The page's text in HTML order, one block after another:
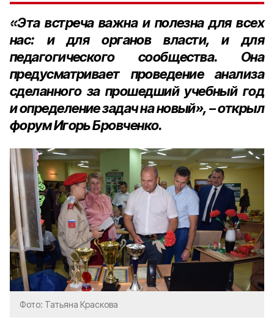
«Эта встреча важна и полезна для всех
нас: и для органов власти, и для
педагогического сообщества. Она
предусматривает проведение анализа
сделанного за прошедший учебный год
и определение задач на новый», – открыл
форум Игорь Бровченко.
Фото: Татьяна Краскова